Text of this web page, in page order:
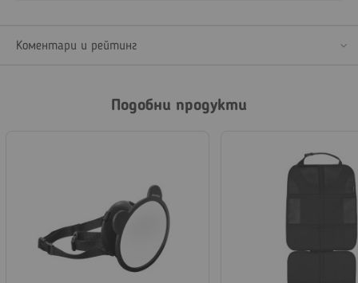
Коментари и рейтинг
Подобни продукти